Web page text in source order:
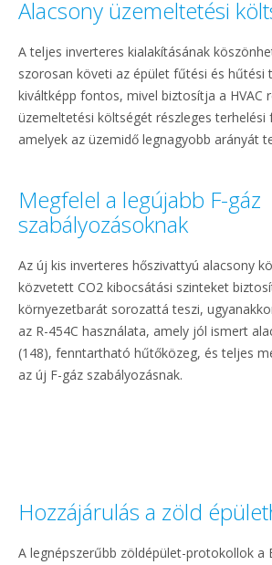
Alacsony üzemeltetési
A teljes inverteres kialakításának
szorosan követi az épület fűtési és hűtési
kiváltképp fontos, mivel biztosítja a HVAC
üzemeltetési költségét részleges terhelési
amelyek az üzemidő legnagyobb arányát
Megfelel a legújabb F-gáz
szabályozásoknak
Az új kis inverteres hőszivattyú alacsony
közvetett CO2 kibocsátási szinteket
környezetbarát sorozattá teszi,
az R-454C használata, amely jól ismert
(148), fenntartható hűtőközeg, és teljes
az új F-gáz szabályozásnak.
Hozzájárulás a zöld
A legnépszerűbb zöldépület-protokollok a